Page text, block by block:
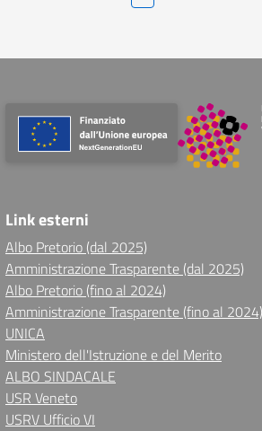
Link esterni
Albo Pretorio (dal 2025)
Amministrazione Trasparente (dal 2025)
Albo Pretorio (fino al 2024)
Amministrazione Trasparente (fino al 2024)
UNICA
Ministero dell'Istruzione e del Merito
ALBO SINDACALE
USR Veneto
USRV Ufficio VI